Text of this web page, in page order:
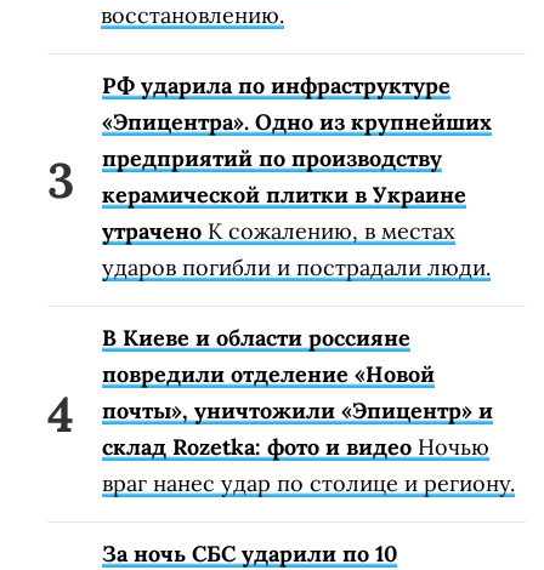
восстановлению.
РФ ударила по инфраструктуре
«Эпицентра». Одно из крупнейших
предприятий по производству
керамической плитки в Украине
утрачено К сожалению, в местах
ударов погибли и пострадали люди.
В Киеве и области россияне
повредили отделение «Новой
почты», уничтожили «Эпицентр» и
склад Rozetka: фото и видео Ночью
враг нанес удар по столице и региону.
За ночь СБС ударили по 10